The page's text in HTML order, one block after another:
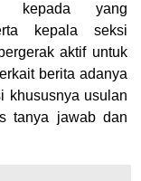
kepada yang
kepala seksi
aktif untuk
berita adanya
khususnya usulan
tanya jawab dan